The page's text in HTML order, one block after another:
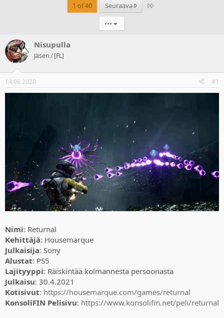
1 of 40 Seuraava Last
•••
Nisupulla
Jäsen / [FL]
14.06.2020 #1
Nimi: Returnal
Kehittäjä: Housemarque
Julkaisija: Sony
Alustat: PS5
Lajityyppi: Räiskintää kolmannesta persoonasta
Julkaisu: 30.4.2021
Kotisivut: https://housemarque.com/games/returnal
KonsoliFIN Pelisivu: https://www.konsolifin.net/peli/returnal